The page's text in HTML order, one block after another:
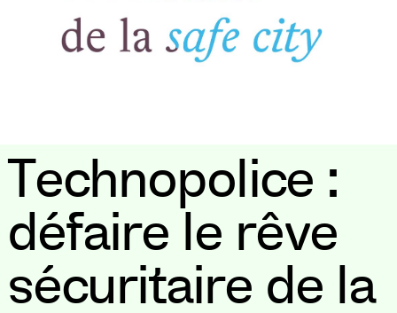
Technopolice :
défaire le rêve
sécuritaire de la